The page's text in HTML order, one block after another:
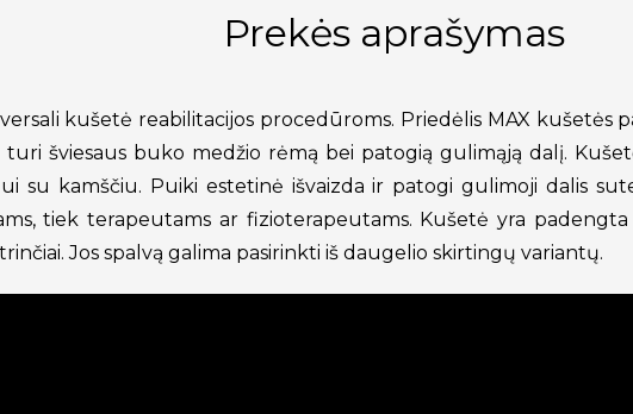
Prekės aprašymas
kušetė reabilitacijos procedūroms. Priedėlis MAX kušetės
turi šviesaus buko medžio rėmą bei patogią gulimąją dalį.
su kamščiu. Puiki estetinė išvaizda ir patogi gulimoji dalis
tiek terapeutams ar fizioterapeutams. Kušetė yra padengta
Jos spalvą galima pasirinkti iš daugelio skirtingų variantų.